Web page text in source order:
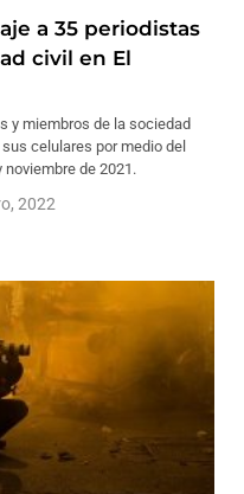
a 35 periodistas
civil en El
y miembros de la sociedad
celulares por medio del
de 2021.
2022